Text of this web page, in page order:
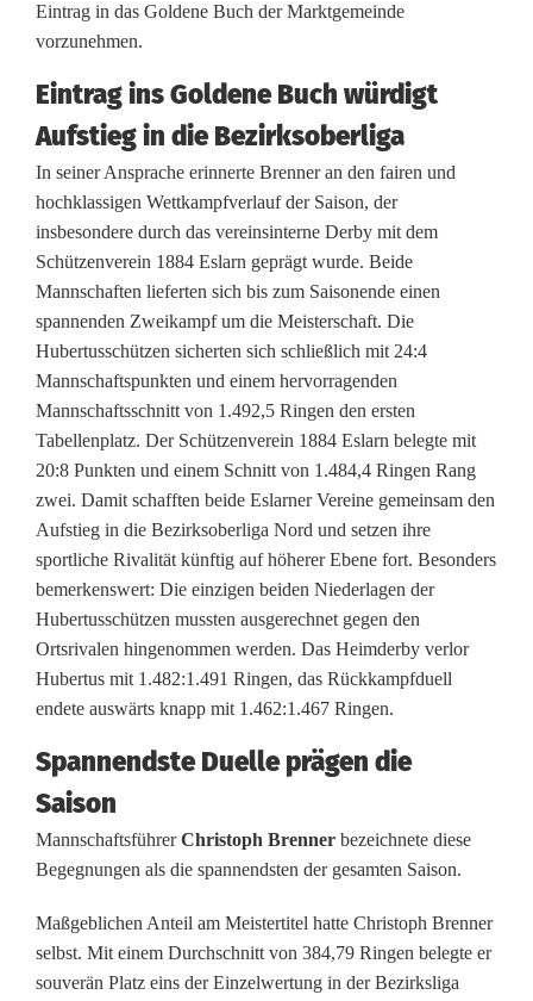
s
h
ü
t
z
e
n
f
e
i
e
r
n
A
u
f
s
t
i
e
g
Eintrag in das Goldene Buch der Marktgemeinde
vorzunehmen.
Eintrag ins Goldene Buch würdigt
Aufstieg in die Bezirksoberliga
In seiner Ansprache erinnerte Brenner an den fairen und
hochklassigen Wettkampfverlauf der Saison, der
insbesondere durch das vereinsinterne Derby mit dem
Schützenverein 1884 Eslarn geprägt wurde. Beide
Mannschaften lieferten sich bis zum Saisonende einen
spannenden Zweikampf um die Meisterschaft. Die
Hubertusschützen sicherten sich schließlich mit 24:4
Mannschaftspunkten und einem hervorragenden
Mannschaftsschnitt von 1.492,5 Ringen den ersten
Tabellenplatz. Der Schützenverein 1884 Eslarn belegte mit
20:8 Punkten und einem Schnitt von 1.484,4 Ringen Rang
zwei. Damit schafften beide Eslarner Vereine gemeinsam den
Aufstieg in die Bezirksoberliga Nord und setzen ihre
sportliche Rivalität künftig auf höherer Ebene fort. Besonders
bemerkenswert: Die einzigen beiden Niederlagen der
Hubertusschützen mussten ausgerechnet gegen den
Ortsrivalen hingenommen werden. Das Heimderby verlor
Hubertus mit 1.482:1.491 Ringen, das Rückkampfduell
endete auswärts knapp mit 1.462:1.467 Ringen.
Spannendste Duelle prägen die
Saison
MannschaftsführerChristoph Brenner bezeichnete diese
Begegnungen als die spannendsten der gesamten Saison.
Maßgeblichen Anteil am Meistertitel hatte Christoph Brenner
selbst. Mit einem Durchschnitt von 384,79 Ringen belegte er
souverän Platz eins der Einzelwertung in der Bezirksliga